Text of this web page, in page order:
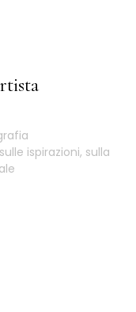
ispirazioni, sulla